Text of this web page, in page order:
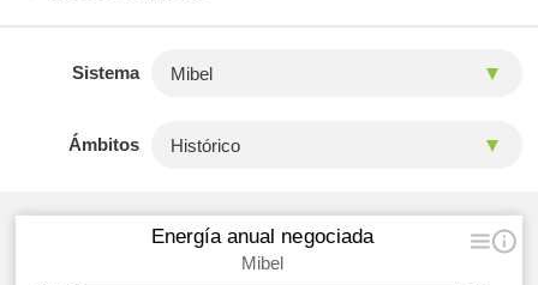
Sistema
Ámbitos
Energía anual negociada
Mibel